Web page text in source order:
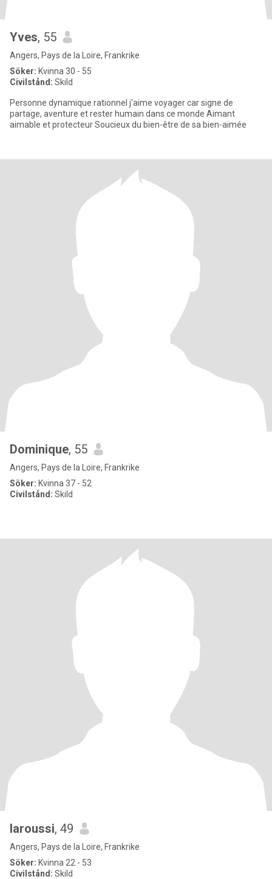
Yves, 55
Angers, Pays de la Loire, Frankrike
Söker: Kvinna 30 - 55
Civilstånd: Skild
Personne dynamique rationnel j'aime voyager car signe de
partage, aventure et rester humain dans ce monde Aimant
aimable et protecteur Soucieux du bien-être de sa bien-aimée
Dominique, 55
Angers, Pays de la Loire, Frankrike
Söker: Kvinna 37 - 52
Civilstånd: Skild
laroussi, 49
Angers, Pays de la Loire, Frankrike
Söker: Kvinna 22 - 53
Civilstånd: Skild